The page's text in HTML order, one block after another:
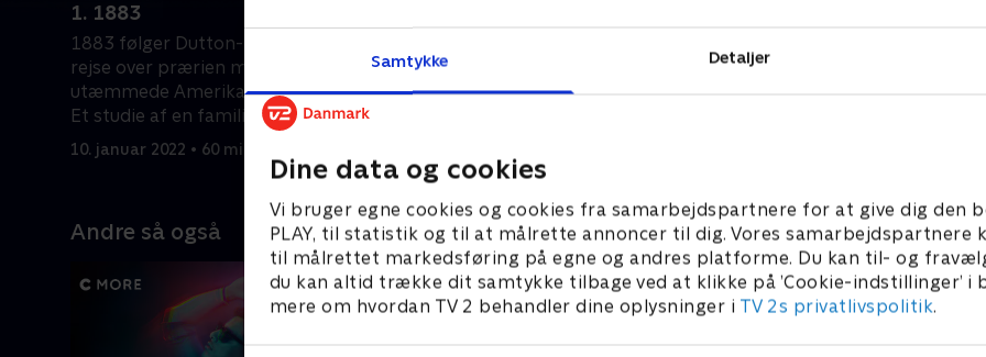
Samtykke Detaljer
Dine data og cookies
Vi bruger egne cookies og cookies fra samarbejdspartnere for at give dig den
PLAY, til statistik og til at målrette annoncer til dig. Vores samarbejdspartnere
til målrettet markedsføring på egne og andres platforme. Du kan til- og
du kan altid trække dit samtykke tilbage ved at klikke på ’Cookie-indstillinger’ i
mere om hvordan TV 2 behandler dine oplysninger i TV 2s privatlivspolitik.
1. 1883
1883 følger Dutton-familien på deres
rejse over prærien mod det
utæmmede Amerikas sidste bastion.
Et studie af en familie, der søgte en
bedre fremtid i Montana.
10. januar 2022 • 60 min
lokale cowboys til at indfange kvæg.
Da de indleder deres rejse, bliver
om en vigtig beslutning.
Andre så også